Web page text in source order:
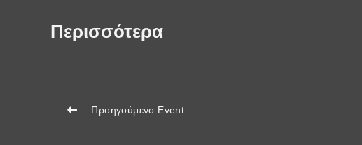
Περισσότερα
Προηγούμενο Event